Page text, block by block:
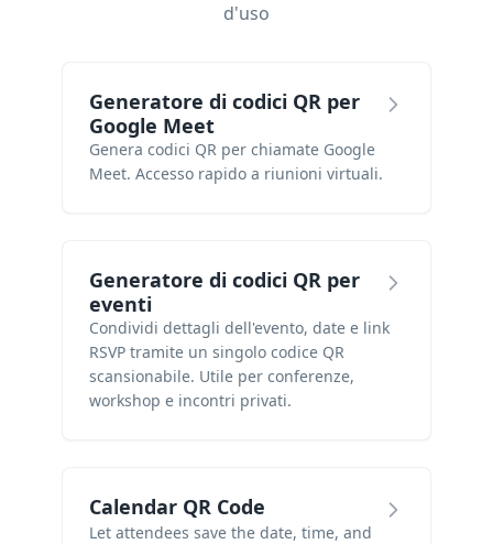
d'uso
Generatore di codici QR per
Google Meet
Genera codici QR per chiamate Google
Meet. Accesso rapido a riunioni virtuali.
Generatore di codici QR per
eventi
Condividi dettagli dell'evento, date e link
RSVP tramite un singolo codice QR
scansionabile. Utile per conferenze,
workshop e incontri privati.
Calendar QR Code
Let attendees save the date, time, and